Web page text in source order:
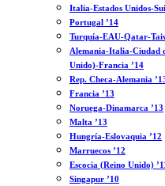
Italia-Estados Unidos-
Portugal ’14
Turquía-EAU-Qatar-
Alemania-Italia-Ciudad
Unido)-Francia ’14
Rep. Checa-Alemania
Francia ’13
Noruega-Dinamarca ’13
Malta ’13
Hungría-Eslovaquia ’12
Marruecos ’12
Escocia (Reino Unido)
Singapur ’10